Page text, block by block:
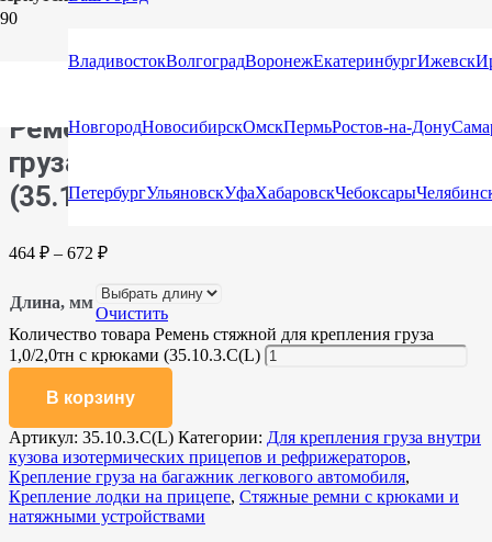
ВладивостокВолгоградВоронежЕкатеринбургИжевск
НовгородНовосибирскОмскПермьРостов-на-Дону
ПетербургУльяновскУфаХабаровскЧебоксары
крюками и натяжными устройствами/ Ремень стяжной для
Ремень стяжной для крепления
груза 1,0/2,0тн с крюками
(35.10.3.С(L)
464 ₽ – 672 ₽
Длина, мм
Очистить
Количество товара Ремень стяжной для крепления груза
1,0/2,0тн с крюками (35.10.3.С(L)
В корзину
Артикул: 35.10.3.С(L) Категории: Для крепления груза внутри
кузова изотермических прицепов и рефрижераторов,
Крепление груза на багажник легкового автомобиля,
Крепление лодки на прицепе, Стяжные ремни с крюками и
натяжными устройствами